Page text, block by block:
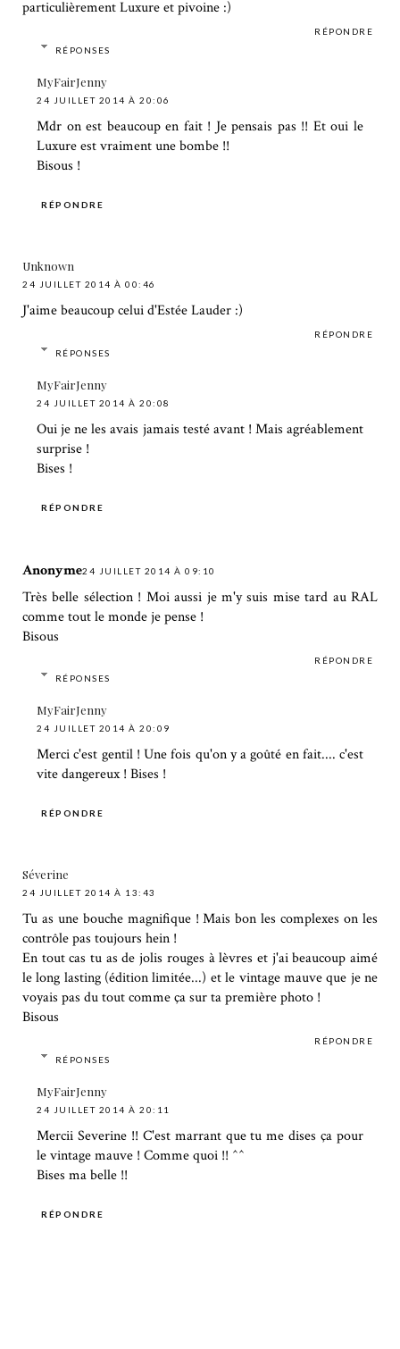
particulièrement Luxure et pivoine :)
RÉPONDRE
RÉPONSES
MyFairJenny
24 JUILLET 2014 À 20:06
Mdr on est beaucoup en fait ! Je pensais pas !! Et oui le
Luxure est vraiment une bombe !!
Bisous !
RÉPONDRE
Unknown
24 JUILLET 2014 À 00:46
J'aime beaucoup celui d'Estée Lauder :)
RÉPONDRE
RÉPONSES
MyFairJenny
24 JUILLET 2014 À 20:08
Oui je ne les avais jamais testé avant ! Mais agréablement
surprise !
Bises !
RÉPONDRE
Anonyme24 JUILLET 2014 À 09:10
Très belle sélection ! Moi aussi je m'y suis mise tard au RAL
comme tout le monde je pense !
Bisous
RÉPONDRE
RÉPONSES
MyFairJenny
24 JUILLET 2014 À 20:09
Merci c'est gentil ! Une fois qu'on y a goûté en fait.... c'est
vite dangereux ! Bises !
RÉPONDRE
Séverine
24 JUILLET 2014 À 13:43
Tu as une bouche magnifique ! Mais bon les complexes on les
contrôle pas toujours hein !
En tout cas tu as de jolis rouges à lèvres et j'ai beaucoup aimé
le long lasting (édition limitée...) et le vintage mauve que je ne
voyais pas du tout comme ça sur ta première photo !
Bisous
RÉPONDRE
RÉPONSES
MyFairJenny
24 JUILLET 2014 À 20:11
Mercii Severine !! C'est marrant que tu me dises ça pour
le vintage mauve ! Comme quoi !! ^^
Bises ma belle !!
RÉPONDRE